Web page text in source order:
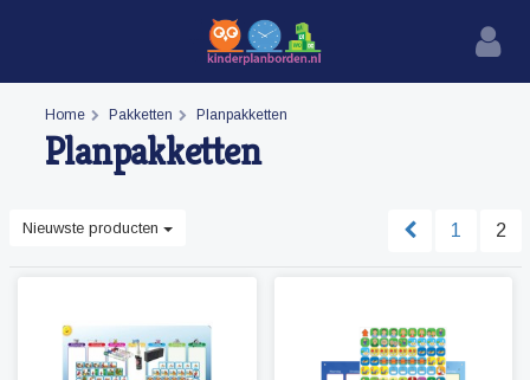
Home Pakketten Planpakketten
Planpakketten
Nieuwste producten 1 2